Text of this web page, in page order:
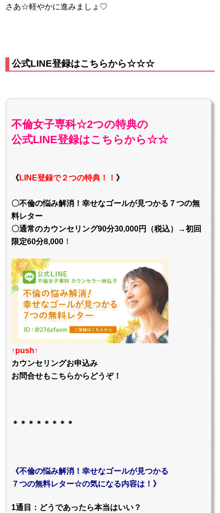
さあ☆軽やかに進みましょ♡
公式LINE登録はこちらから☆☆☆
不倫女子専科☆2つの特典の
公式LINE登録はこちらから☆☆
《LINE登録で２つの特典！！ 》
〇不倫の悩み解消！幸せなゴールが見つかる７つの無
料レター
〇通常のカウンセリング90分30,000円（税込）→初回
限定60分8,000 ！
↑push↑
カウンセリングお申込み
お問合せもこちらからどうぞ！
＊＊＊＊＊＊＊＊
《不倫の悩み解消！幸せなゴールが見つかる
７つの無料レター☆の気になる内容は！》
1通目：どうであったら本当はいい？